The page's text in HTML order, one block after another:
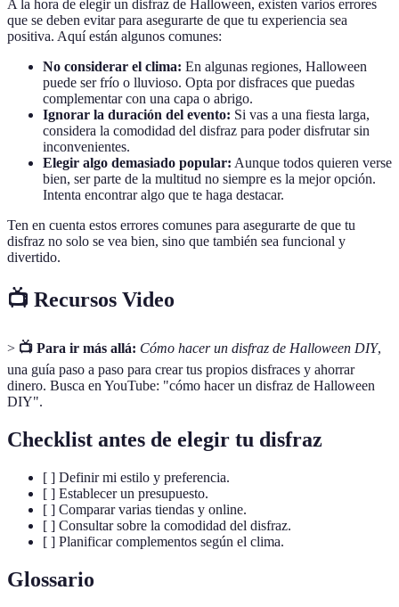
A la hora de elegir un disfraz de Halloween, existen varios errores
que se deben evitar para asegurarte de que tu experiencia sea
positiva. Aquí están algunos comunes:
No considerar el clima: En algunas regiones, Halloween
puede ser frío o lluvioso. Opta por disfraces que puedas
complementar con una capa o abrigo.
Ignorar la duración del evento: Si vas a una fiesta larga,
considera la comodidad del disfraz para poder disfrutar sin
inconvenientes.
Elegir algo demasiado popular: Aunque todos quieren verse
bien, ser parte de la multitud no siempre es la mejor opción.
Intenta encontrar algo que te haga destacar.
Ten en cuenta estos errores comunes para asegurarte de que tu
disfraz no solo se vea bien, sino que también sea funcional y
divertido.
📺 Recursos Video
> 📺 Para ir más allá: Cómo hacer un disfraz de Halloween DIY,
una guía paso a paso para crear tus propios disfraces y ahorrar
dinero. Busca en YouTube: "cómo hacer un disfraz de Halloween
DIY".
Checklist antes de elegir tu disfraz
[ ] Definir mi estilo y preferencia.
[ ] Establecer un presupuesto.
[ ] Comparar varias tiendas y online.
[ ] Consultar sobre la comodidad del disfraz.
[ ] Planificar complementos según el clima.
Glossario